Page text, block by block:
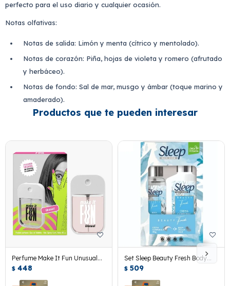
perfecto para el uso diario y cualquier ocasión.
Notas olfativas:
Notas de salida: Limón y menta (cítrico y mentolado).
Notas de corazón: Piña, hojas de violeta y romero (afrutado
y herbáceo).
Notas de fondo: Sal de mar, musgo y ámbar (toque marino y
amaderado).
Productos que te pueden interesar
Perfume Make It Fun Unusual
45 Ml.
$ 448
Set Sleep Beauty Fresh Body
Splash + Crema Corporal
$ 509